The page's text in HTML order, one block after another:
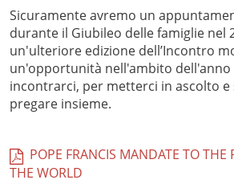
Sicuramente avremo un
durante il Giubileo delle famiglie nel
un'ulteriore edizione dell’Incontro
un'opportunità nell'ambito
incontrarci, per metterci in ascolto
pregare insieme.
POPE FRANCIS MANDATE TO THE
THE WORLD